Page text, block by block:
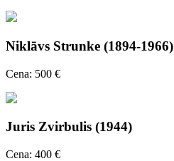
Niklāvs Strunke (1894-1966)
Cena: 500 €
Juris Zvirbulis (1944)
Cena: 400 €